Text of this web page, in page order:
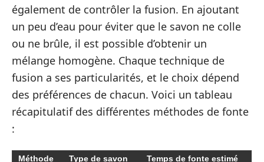
également de contrôler la fusion. En ajoutant
un peu d’eau pour éviter que le savon ne colle
ou ne brûle, il est possible d’obtenir un
mélange homogène. Chaque technique de
fusion a ses particularités, et le choix dépend
des préférences de chacun. Voici un tableau
récapitulatif des différentes méthodes de fonte
:
Méthode
Type de savon Temps de fonte estimé